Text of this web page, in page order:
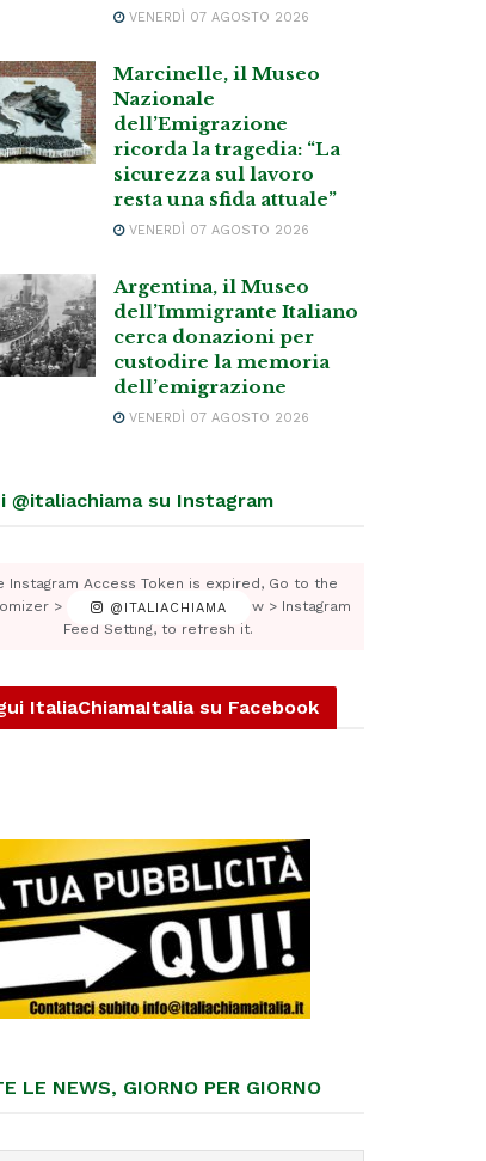
VENERDÌ 07 AGOSTO 2026
Marcinelle, il Museo
Nazionale
dell’Emigrazione
ricorda la tragedia: “La
sicurezza sul lavoro
resta una sfida attuale”
VENERDÌ 07 AGOSTO 2026
Argentina, il Museo
dell’Immigrante Italiano
cerca donazioni per
custodire la memoria
dell’emigrazione
VENERDÌ 07 AGOSTO 2026
@italiachiama su Instagram
@ITALIACHIAMA
Instagram Access Token is expired, Go to the
> JNews : Social, Like & View > Instagram
Feed Setting, to refresh it.
ItaliaChiamaItalia su Facebook
LE NEWS, GIORNO PER GIORNO